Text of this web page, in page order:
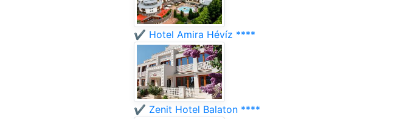
✔️ Hotel Amira Hévíz ****
✔️ Zenit Hotel Balaton ****